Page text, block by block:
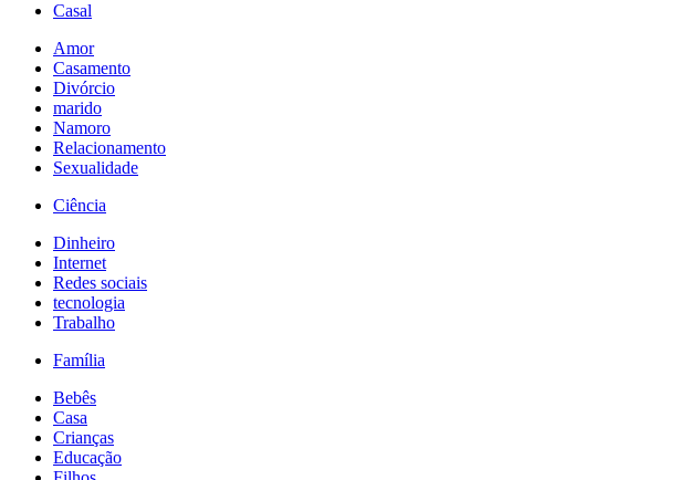
Casal
Amor
Casamento
Divórcio
marido
Namoro
Relacionamento
Sexualidade
Ciência
Dinheiro
Internet
Redes sociais
tecnologia
Trabalho
Família
Bebês
Casa
Crianças
Educação